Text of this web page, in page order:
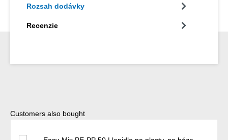
Rozsah dodávky
Recenzie
Preskočiť galériu produktov
Customers also bought